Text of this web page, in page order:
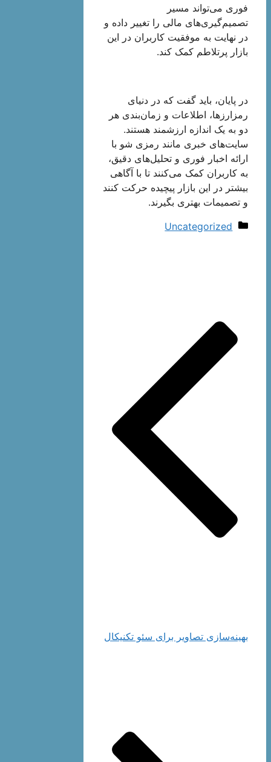
فوری می‌تواند مسیر
تصمیم‌گیری‌های مالی را تغییر داده و
در نهایت به موفقیت کاربران در این
بازار پرتلاطم کمک کند.
در پایان، باید گفت که در دنیای
رمزارزها، اطلاعات و زمان‌بندی هر
دو به یک اندازه ارزشمند هستند.
سایت‌های خبری مانند رمزی شو با
ارائه اخبار فوری و تحلیل‌های دقیق،
به کاربران کمک می‌کنند تا با آگاهی
بیشتر در این بازار پیچیده حرکت کنند
و تصمیمات بهتری بگیرند.
دسته‌ها
Uncategorized
بهینه‌سازی تصاویر برای سئو تکنیکال